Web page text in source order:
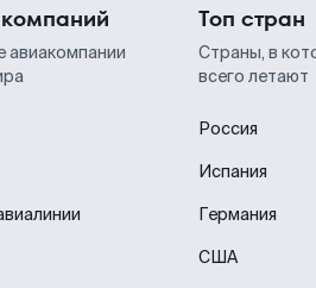
авиакомпании
Топ стран
Страны, в
всего летают
Россия
Испания
Германия
США